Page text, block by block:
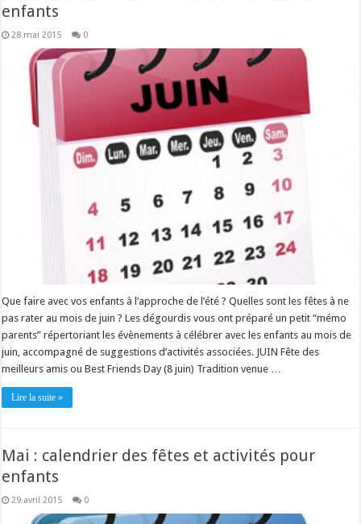
enfants
28 mai 2015 0
Que faire avec vos enfants à l’approche de l’été ? Quelles sont les fêtes à ne
pas rater au mois de juin ? Les dégourdis vous ont préparé un petit “mémo
parents” répertoriant les évènements à célébrer avec les enfants au mois de
juin, accompagné de suggestions d’activités associées. JUIN Fête des
meilleurs amis ou Best Friends Day (8 juin) Tradition venue …
Lire la suite »
Mai : calendrier des fêtes et activités pour
enfants
29 avril 2015 0